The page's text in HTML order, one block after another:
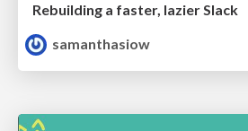
Rebuilding a faster, lazier Slack
samanthasiow